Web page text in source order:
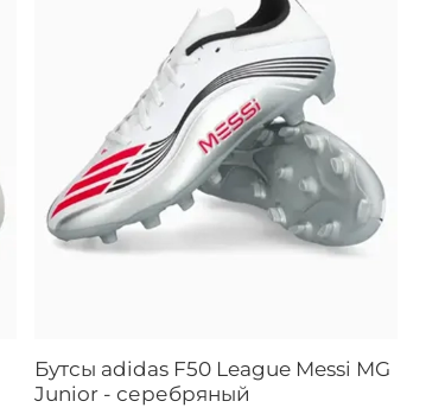
Бутсы adidas F50 League Messi MG
Junior - серебряный